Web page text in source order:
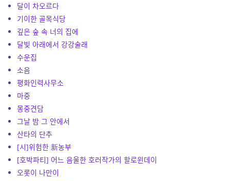
달이 차오르다
기이한 골목식당
깊은 숲 속 너의 집에
달빛 아래에서 강강술래
수운집
소음
평화인력사무소
마중
몽중견담
그날 밤 그 안에서
산타의 단추
[시]위험한 新농부
[호박파티] 어느 음울한 호러작가의 할로윈데이
오롯이 나만이